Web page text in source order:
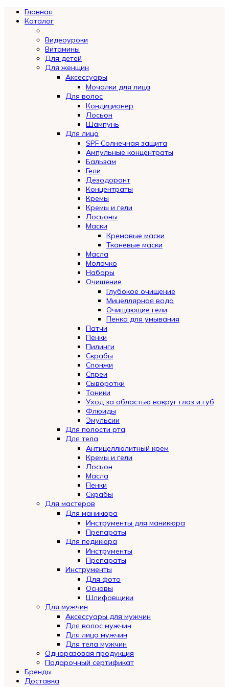
Главная
Каталог
Видеоуроки
Витамины
Для детей
Для женщин
Аксессуары
Мочалки для лица
Для волос
Кондиционер
Лосьон
Шампунь
Для лица
SPF Солнечная защита
Ампульные концентраты
Бальзам
Гели
Дезодорант
Концентраты
Кремы
Кремы и гели
Лосьоны
Маски
Кремовые маски
Тканевые маски
Масла
Молочко
Наборы
Очищение
Глубокое очищение
Мицеллярная вода
Очищающие гели
Пенка для умывания
Патчи
Пенки
Пилинги
Скрабы
Спонжи
Спреи
Сыворотки
Тоники
Уход за областью вокруг глаз и губ
Флюиды
Эмульсии
Для полости рта
Для тела
Антицеллюлитный крем
Кремы и гели
Лосьон
Масла
Пенки
Скрабы
Для мастеров
Для маникюра
Инструменты для маникюра
Препараты
Для педикюра
Инструменты
Препараты
Инструменты
Для фото
Основы
Шлифовщики
Для мужчин
Аксессуары для мужчин
Для волос мужчин
Для лица мужчин
Для тела мужчин
Одноразовая продукция
Подарочный сертификат
Automatically
Hierarchic
Бренды
Доставка